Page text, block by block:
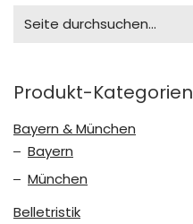
for:
Produkt-Kategorien
Bayern & München
Bayern
München
Belletristik